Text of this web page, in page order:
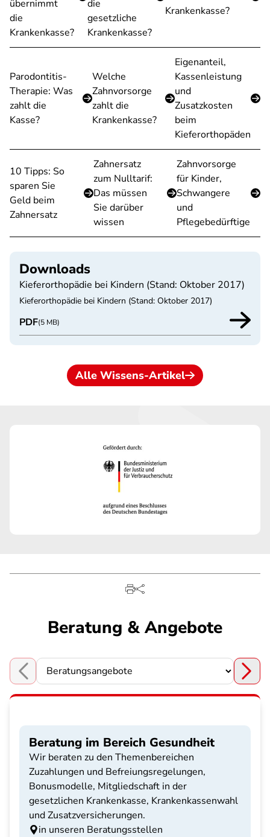
übernimmt
die
Krankenkasse?
die
gesetzliche
Krankenkasse?
Krankenkasse?
Parodontitis-
Therapie: Was
zahlt die
Kasse?
Welche
Zahnvorsorge
zahlt die
Krankenkasse?
Eigenanteil,
Kassenleistung
und
Zusatzkosten
beim
Kieferorthopäden
10 Tipps: So
sparen Sie
Geld beim
Zahnersatz
Zahnersatz
zum Nulltarif:
Das müssen
Sie darüber
wissen
Zahnvorsorge
für Kinder,
Schwangere
und
Pflegebedürftige
Downloads
Kieferorthopädie bei Kindern (Stand: Oktober 2017)
Kieferorthopädie bei Kindern (Stand: Oktober 2017)
PDF(5 MB)
Alle Wissens-Artikel
Beratung & Angebote
Choose a section
Beratung im Bereich Gesundheit
Wir beraten zu den Themenbereichen
Zuzahlungen und Befreiungsregelungen,
Bonusmodelle, Mitgliedschaft in der
gesetzlichen Krankenkasse, Krankenkassenwahl
und Zusatzversicherungen.
in unseren Beratungsstellen